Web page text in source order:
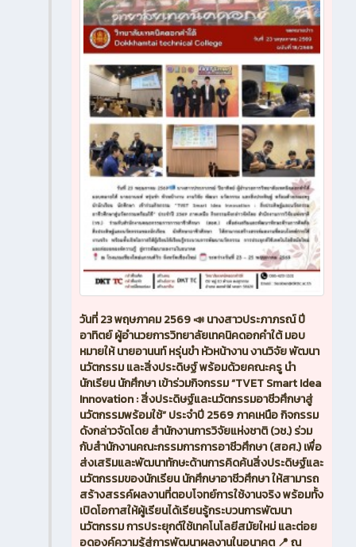
วันที่ 23 พฤษภาคม 2569 📣 นางสาวประภาภรณ์ ปี
อาทิตย์ ผู้อำนวยการวิทยาลัยเทคนิคดอกคำใต้ มอบ
หมายให้ นายอานนท์ หรุ่นขำ หัวหน้างาน งานวิจัย พัฒนา
นวัตกรรม และสิ่งประดิษฐ์ พร้อมด้วยคณะครู นำ
นักเรียน นักศึกษา เข้าร่วมกิจกรรม “TVET Smart Idea
Innovation : สิ่งประดิษฐ์และนวัตกรรมอาชีวศึกษาสู่
นวัตกรรมพร้อมใช้” ประจำปี 2569 ภาคเหนือ กิจกรรม
ดังกล่าวจัดโดย สำนักงานการวิจัยแห่งชาติ (วช.) ร่วม
กับสำนักงานคณะกรรมการการอาชีวศึกษา (สอศ.) เพื่อ
ส่งเสริมและพัฒนาทักษะด้านการคิดค้นสิ่งประดิษฐ์และ
นวัตกรรมของนักเรียน นักศึกษาอาชีวศึกษา ให้สามารถ
สร้างสรรค์ผลงานที่ตอบโจทย์การใช้งานจริง พร้อมทั้ง
เปิดโอกาสให้ผู้เรียนได้เรียนรู้กระบวนการพัฒนา
นวัตกรรม การประยุกต์ใช้เทคโนโลยีสมัยใหม่ และต่อย
อดองค์ความรู้สู่การพัฒนาผลงานในอนาคต 📍 ณ